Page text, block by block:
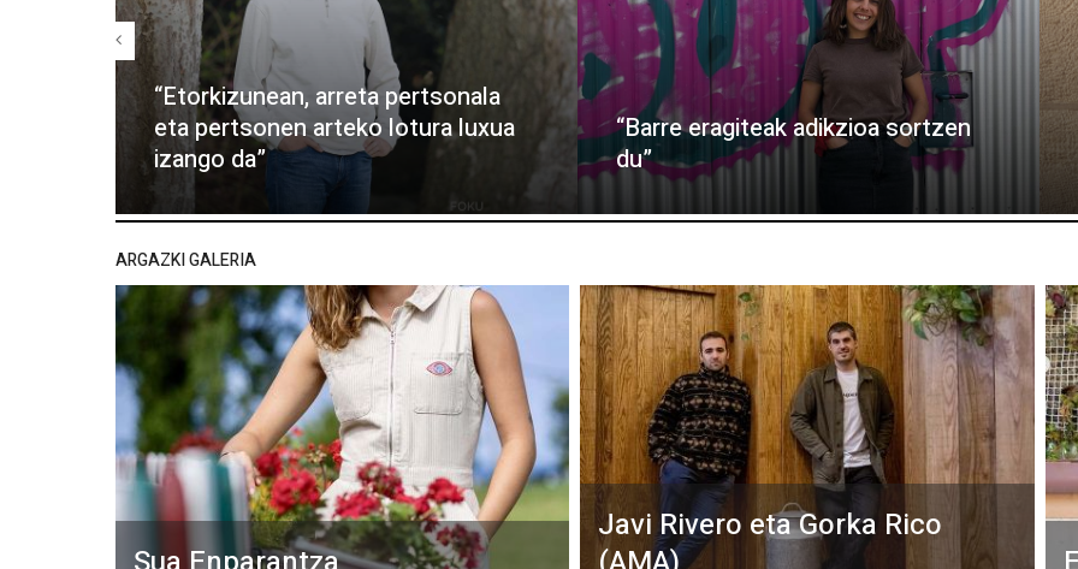
“Etorkizunean, arreta pertsonala
eta pertsonen arteko lotura luxua
izango da”
“Barre eragiteak adikzioa sortzen
du”
ARGAZKI GALERIA
Javi Rivero eta Gorka Rico